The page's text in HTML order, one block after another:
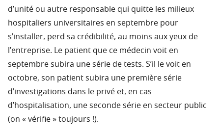
d’unité ou autre responsable qui quitte les milieux
hospitaliers universitaires en septembre pour
s’installer, perd sa crédibilité, au moins aux yeux de
l’entreprise. Le patient que ce médecin voit en
septembre subira une série de tests. S’il le voit en
octobre, son patient subira une première série
d’investigations dans le privé et, en cas
d’hospitalisation, une seconde série en secteur public
(on « vérifie » toujours !).